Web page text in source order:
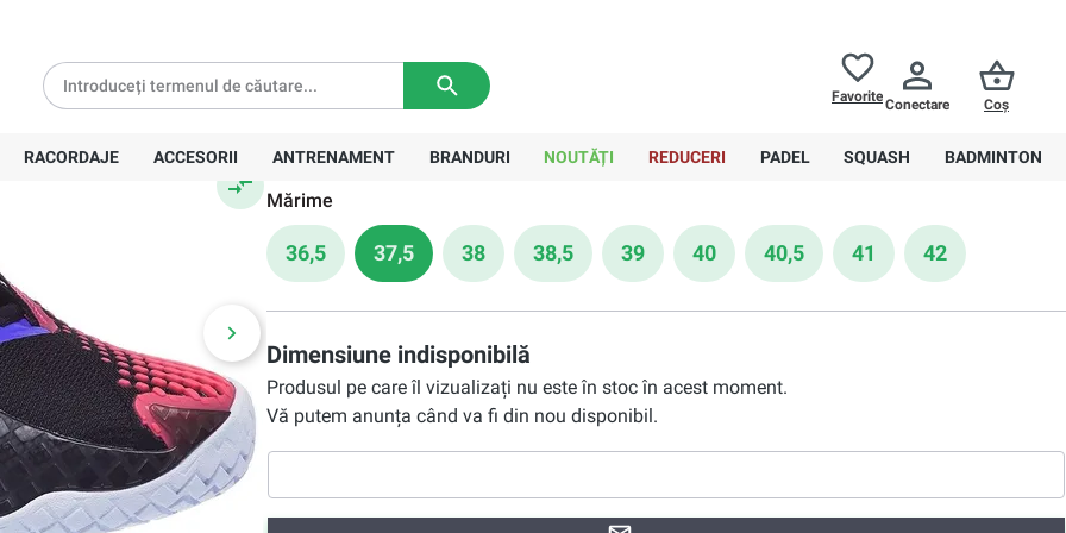
FavoriteConectare Coș
RACORDAJE ACCESORII ANTRENAMENT BRANDURI NOUTĂȚI REDUCERI PADEL SQUASH BADMINTON
536,90 Lei
Mărime
36,5 37,5 38 38,5 39 40 40,5 41 42
Dimensiune indisponibilă
Produsul pe care îl vizualizați nu este în stoc în acest moment.
Vă putem anunța când va fi din nou disponibil.